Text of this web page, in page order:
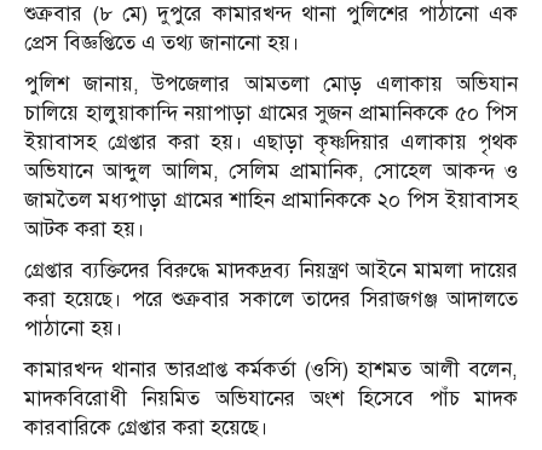
শুক্রবার (৮ মে) দুপুরে কামারখন্দ থানা পুলিশের পাঠানো এক
প্রেস বিজ্ঞপ্তিতে এ তথ্য জানানো হয়।
পুলিশ জানায়, উপজেলার আমতলা মোড় এলাকায় অভিযান
চালিয়ে হালুয়াকান্দি নয়াপাড়া গ্রামের সুজন প্রামানিককে ৫০ পিস
ইয়াবাসহ গ্রেপ্তার করা হয়। এছাড়া কৃষ্ণদিয়ার এলাকায় পৃথক
অভিযানে আব্দুল আলিম, সেলিম প্রামানিক, সোহেল আকন্দ ও
জামতৈল মধ্যপাড়া গ্রামের শাহিন প্রামানিককে ২০ পিস ইয়াবাসহ
আটক করা হয়।
গ্রেপ্তার ব্যক্তিদের বিরুদ্ধে মাদকদ্রব্য নিয়ন্ত্রণ আইনে মামলা দায়ের
করা হয়েছে। পরে শুক্রবার সকালে তাদের সিরাজগঞ্জ আদালতে
পাঠানো হয়।
কামারখন্দ থানার ভারপ্রাপ্ত কর্মকর্তা (ওসি) হাশমত আলী বলেন,
মাদকবিরোধী নিয়মিত অভিযানের অংশ হিসেবে পাঁচ মাদক
কারবারিকে গ্রেপ্তার করা হয়েছে।